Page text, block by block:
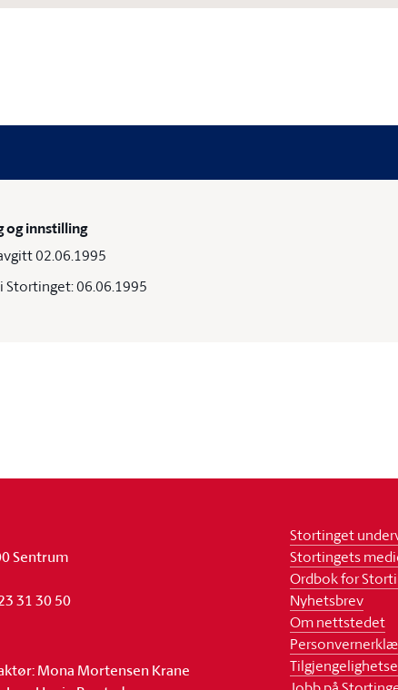
og innstilling
02.06.1995
Stortinget: 06.06.1995
Sentrum
31 30 50
Mona Mortensen Krane
Stortinget
Stortingets
Ordbok for
Nyhetsbrev
Om nettstedet